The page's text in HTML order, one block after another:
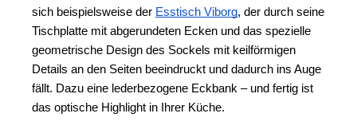
sich beispielsweise der Esstisch Viborg, der durch seine
Tischplatte mit abgerundeten Ecken und das spezielle
geometrische Design des Sockels mit keilförmigen
Details an den Seiten beeindruckt und dadurch ins Auge
fällt. Dazu eine lederbezogene Eckbank – und fertig ist
das optische Highlight in Ihrer Küche.